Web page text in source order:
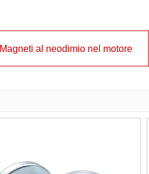
Magneti al neodimio nel motore